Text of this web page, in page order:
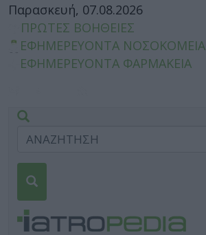
Παρασκευή, 07.08.2026
ΠΡΩΤΕΣ ΒΟΗΘΕΙΕΣ
ΕΦΗΜΕΡΕΥΟΝΤΑ ΝΟΣΟΚΟΜΕΙΑ
ΕΦΗΜΕΡΕΥΟΝΤΑ ΦΑΡΜΑΚΕΙΑ